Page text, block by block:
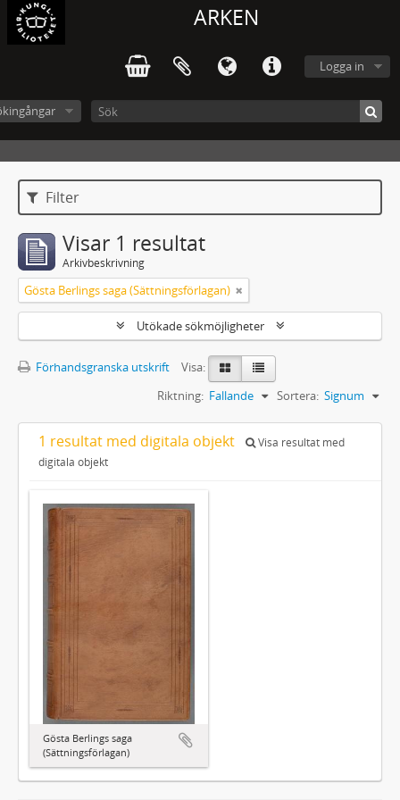
ARKEN
Logga in
Filter
Visar 1 resultat
Arkivbeskrivning
Gösta Berlings saga (Sättningsförlagan)
Utökade sökmöjligheter
Förhandsgranska utskrift
Visa:
Sortera: Signum
Riktning: Fallande
1 resultat med digitala objekt
Visa resultat med
digitala objekt
Gösta Berlings saga
(Sättningsförlagan)